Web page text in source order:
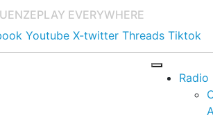
PLAY EVERYWHERE
Youtube X-twitter Threads Tiktok
Radio